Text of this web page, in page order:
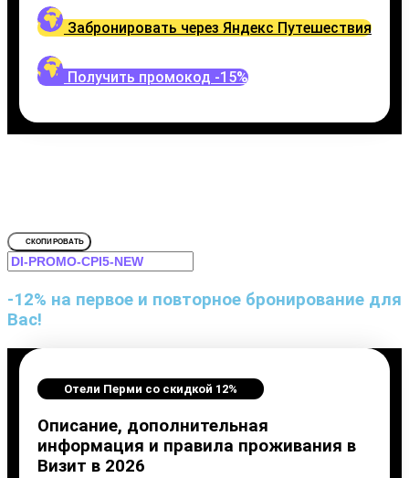
Забронировать через Яндекс Путешествия
Получить промокод -15%
СКОПИРОВАТЬ
-12% на первое и повторное бронирование для
Вас!
Отели Перми со скидкой 12%
Описание, дополнительная
информация и правила проживания в
Визит в 2026